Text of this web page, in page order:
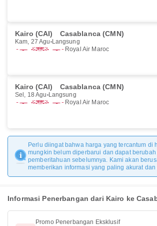
Kairo (CAI) Casablanca (CMN)
Kam, 27 Agu Langsung
Royal Air Maroc
Kairo (CAI) Casablanca (CMN)
Sel, 18 Agu Langsung
Royal Air Maroc
Perlu diingat bahwa harga yang tercantum di
mungkin belum diperbarui dan dapat
pemberitahuan sebelumnya. Kami akan
memberikan informasi yang paling akurat dan
Informasi Penerbangan dari Kairo ke
Promo Penerbangan Eksklusif